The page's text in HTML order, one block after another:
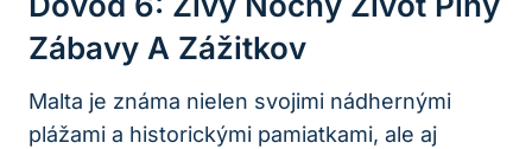
Zábavy A Zážitkov
Malta je známa nielen svojimi nádhernými
plážami a historickými pamiatkami, ale aj